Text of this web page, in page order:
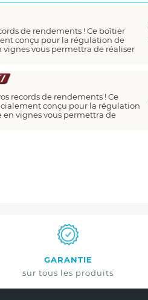
de rendements ! Ce boîtier
conçu pour la régulation de
vous permettra de réaliser
records de rendements ! Ce
conçu pour la régulation
vignes vous permettra de
GARANTIE
sur tous les produits
newsletter
- Actualités